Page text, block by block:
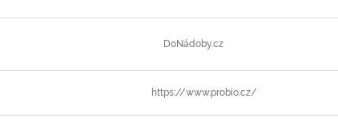
DoNádoby.cz
https://www.probio.cz/